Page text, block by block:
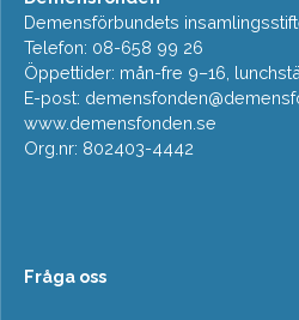
Demensförbundets
Telefon: 08-658 99 26
Öppettider: mån-fre 9–16,
E-post:
www.demensfonden.se
Org.nr: 802403-4442
Fråga oss